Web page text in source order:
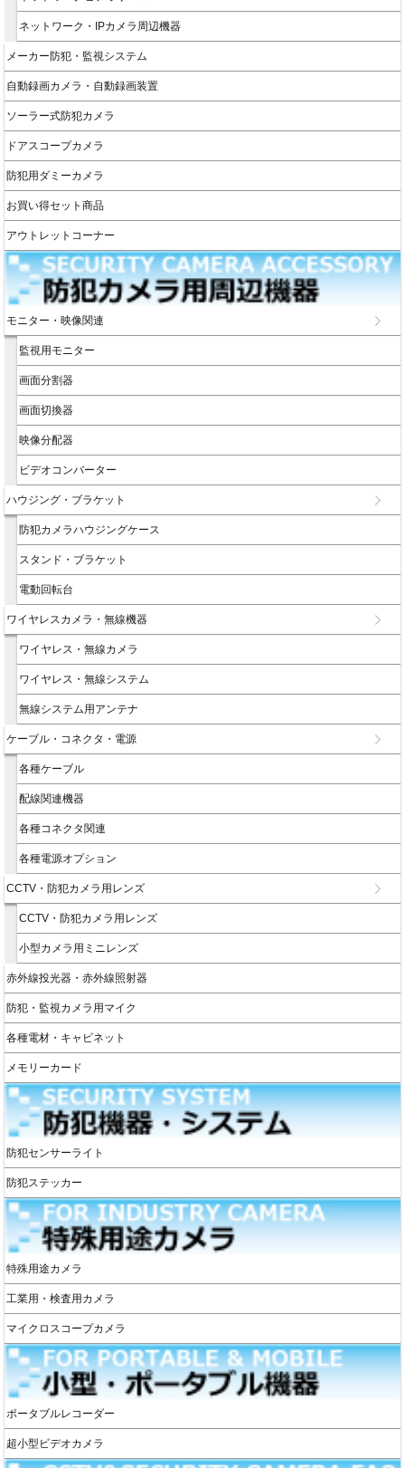
ネットワーク・IPカメラ周辺機器
メーカー防犯・監視システム
自動録画カメラ・自動録画装置
ソーラー式防犯カメラ
ドアスコープカメラ
防犯用ダミーカメラ
お買い得セット商品
アウトレットコーナー
モニター・映像関連
監視用モニター
画面分割器
画面切換器
映像分配器
ビデオコンバーター
ハウジング・ブラケット
防犯カメラハウジングケース
スタンド・ブラケット
電動回転台
ワイヤレスカメラ・無線機器
ワイヤレス・無線カメラ
ワイヤレス・無線システム
無線システム用アンテナ
ケーブル・コネクタ・電源
各種ケーブル
配線関連機器
各種コネクタ関連
各種電源オプション
CCTV・防犯カメラ用レンズ
CCTV・防犯カメラ用レンズ
小型カメラ用ミニレンズ
赤外線投光器・赤外線照射器
防犯・監視カメラ用マイク
各種電材・キャビネット
メモリーカード
防犯センサーライト
防犯ステッカー
特殊用途カメラ
工業用・検査用カメラ
マイクロスコープカメラ
ポータブルレコーダー
超小型ビデオカメラ